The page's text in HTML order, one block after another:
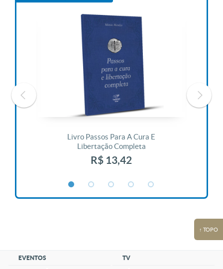
Livro Passos Para A Cura E
Libertação Completa
R$ 13,42
↑ TOPO
EVENTOS TV